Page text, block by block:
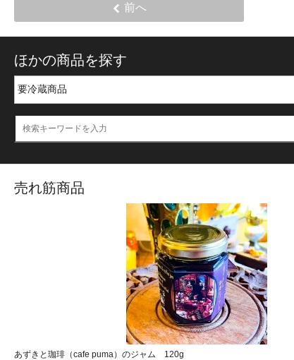
前へ
ほかの商品を探す
売れ筋商品
あずきと珈琲（cafe puma）のジャム 120g